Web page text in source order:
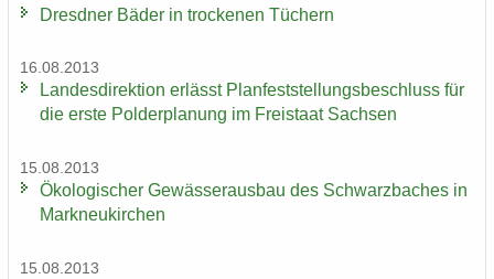
Dresd­ner Bäder in tro­cke­nen Tü­chern
16.08.2013
Lan­des­di­rek­ti­on er­lässt Plan­fest­stel­lungs­be­schluss für
die erste Pol­der­pla­nung im Frei­staat Sach­sen
15.08.2013
Öko­lo­gi­scher Ge­wäs­ser­aus­bau des Schwarz­ba­ches in
Mark­neu­kir­chen
15.08.2013